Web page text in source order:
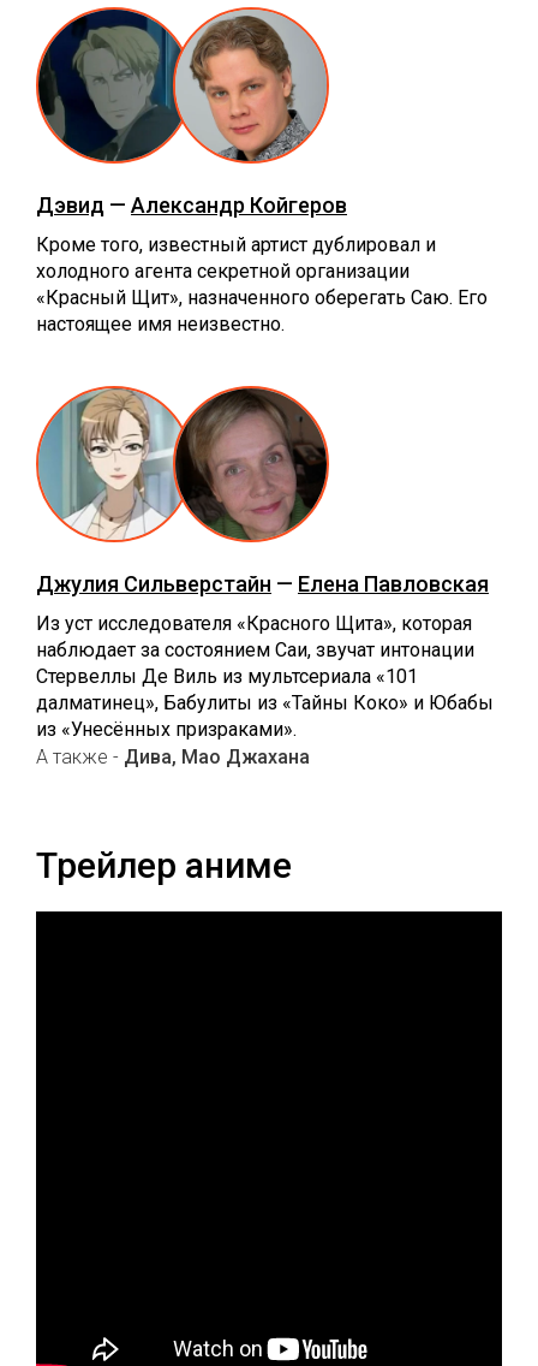
Дэвид — Александр Койгеров
Кроме того, известный артист дублировал и
холодного агента секретной организации
«Красный Щит», назначенного оберегать Саю. Его
настоящее имя неизвестно.
Джулия Сильверстайн — Елена Павловская
Из уст исследователя «Красного Щита», которая
наблюдает за состоянием Саи, звучат интонации
Стервеллы Де Виль из мультсериала «101
далматинец», Бабулиты из «Тайны Коко» и Юбабы
из «Унесённых призраками».
А также - Дива, Мао Джахана
Трейлер аниме